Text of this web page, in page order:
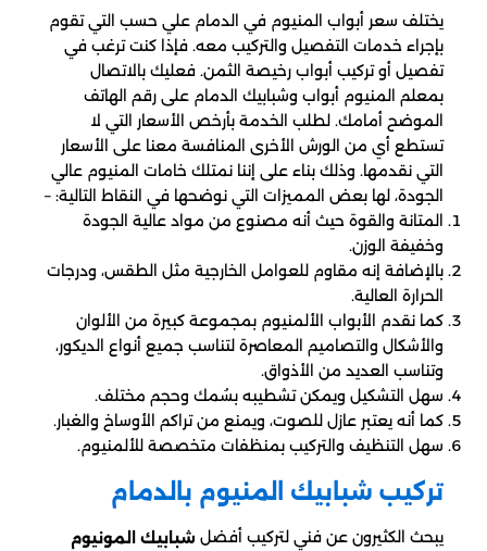
يختلف سعر أبواب المنيوم في الدمام علي حسب التي تقوم
بإجراء خدمات التفصيل والتركيب معه. فإذا كنت ترغب في
تفصيل أو تركيب أبواب رخيصة الثمن. فعليك بالاتصال
بمعلم المنيوم أبواب وشبابيك الدمام على رقم الهاتف
الموضح أمامك. لطلب الخدمة بأرخص الأسعار التي لا
تستطع أي من الورش الأخرى المنافسة معنا على الأسعار
التي نقدمها. وذلك بناء على إننا نمتلك خامات المنيوم عالي
الجودة، لها بعض المميزات التي نوضحها في النقاط التالية: –
المتانة والقوة حيث أنه مصنوع من مواد عالية الجودة
وخفيفة الوزن.
بالإضافة إنه مقاوم للعوامل الخارجية مثل الطقس، ودرجات
الحرارة العالية.
كما نقدم الأبواب الألمنيوم بمجموعة كبيرة من الألوان
والأشكال والتصاميم المعاصرة لتناسب جميع أنواع الديكور،
وتناسب العديد من الأذواق.
سهل التشكيل ويمكن تشطيبه بسُمك وحجم مختلف.
كما أنه يعتبر عازل للصوت، ويمنع من تراكم الأوساخ والغبار.
سهل التنظيف والتركيب بمنظفات متخصصة للألمنيوم.
تركيب شبابيك المنيوم بالدمام
يبحث الكثيرون عن فني لتركيب أفضل شبابيك المونيوم